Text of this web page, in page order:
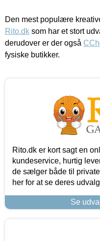
Den mest populære
Rito.dk som har et stort
derudover er der også
fysiske butikker.
Rito.dk er kort sagt en
kundeservice, hurtig
de sælger både til
her for at se deres
Se